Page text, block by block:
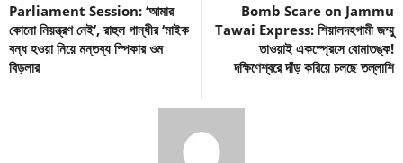
Parliament Session: ‘আমার
কোনো নিয়ন্ত্রণ নেই’, রাহুল গান্ধীর ‘মাইক
বন্ধ হওয়া নিয়ে মন্তব্য স্পিকার ওম
বিড়লার
Bomb Scare on Jammu
Tawai Express: শিয়ালদহগামী জম্মু
তাওয়াই একস্প্রেসে বোমাতঙ্ক!
দক্ষিণেশ্বরে দাঁড় করিয়ে চলছে তল্লাশি